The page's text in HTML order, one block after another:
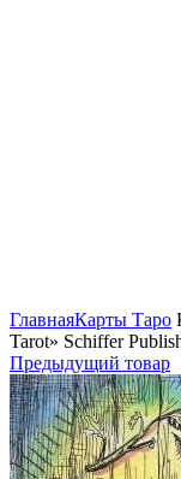
ГлавнаяКарты Таро
Tarot» Schiffer
Предыдущий товар